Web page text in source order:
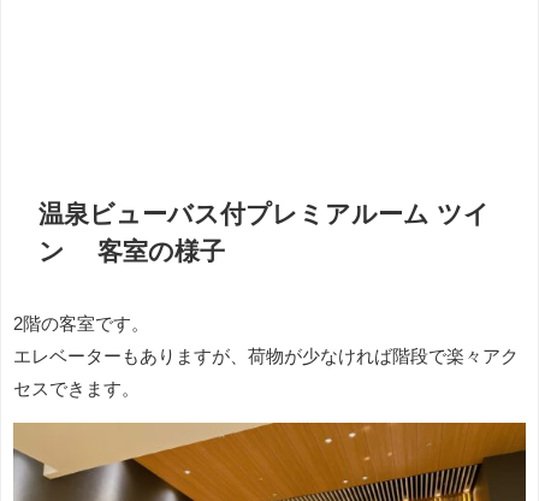
温泉ビューバス付プレミアルーム ツイ
ン 客室の様子
2階の客室です。
エレベーターもありますが、荷物が少なければ階段で楽々アク
セスできます。